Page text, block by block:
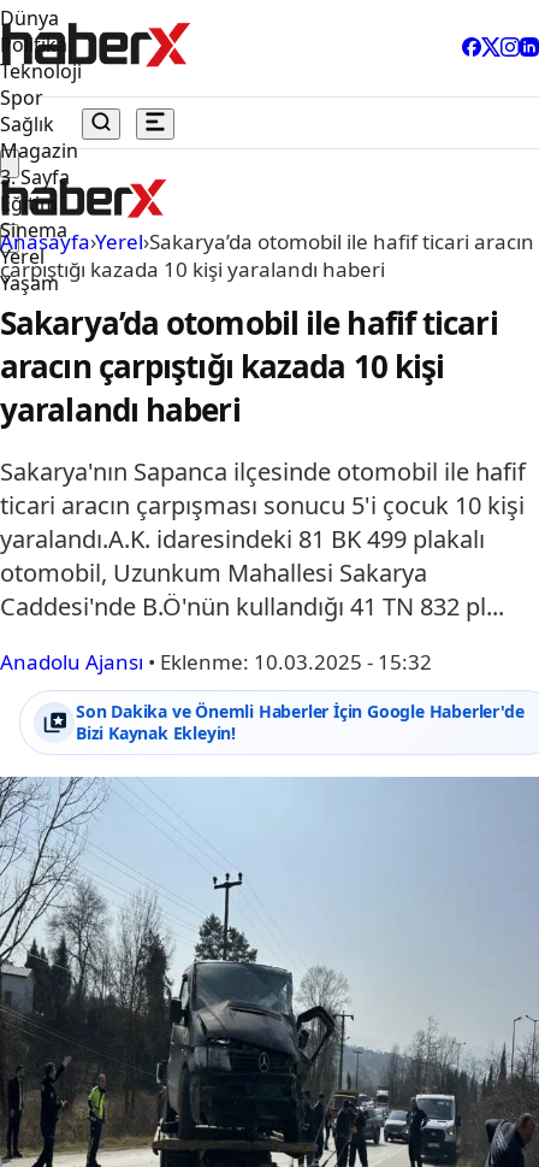
Dünya
Politika
Teknoloji
Spor
Sağlık
Magazin
3. Sayfa
Eğitim
Sinema
Yerel
Yaşam
Anasayfa›Yerel›Sakarya’da otomobil ile hafif ticari aracın
çarpıştığı kazada 10 kişi yaralandı haberi
Sakarya’da otomobil ile hafif ticari
aracın çarpıştığı kazada 10 kişi
yaralandı haberi
Sakarya'nın Sapanca ilçesinde otomobil ile hafif
ticari aracın çarpışması sonucu 5'i çocuk 10 kişi
yaralandı.A.K. idaresindeki 81 BK 499 plakalı
otomobil, Uzunkum Mahallesi Sakarya
Caddesi'nde B.Ö'nün kullandığı 41 TN 832 pl...
Anadolu Ajansı • Eklenme: 10.03.2025 - 15:32
Son Dakika ve Önemli Haberler İçin Google Haberler'de
Bizi Kaynak Ekleyin!